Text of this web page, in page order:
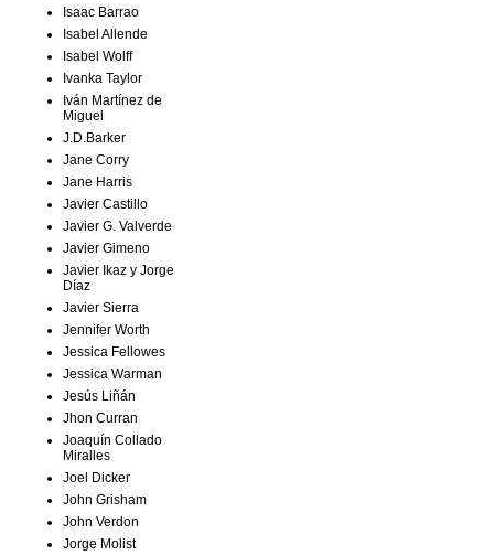
Isaac Barrao
Isabel Allende
Isabel Wolff
Ivanka Taylor
Iván Martínez de
Miguel
J.D.Barker
Jane Corry
Jane Harris
Javier Castillo
Javier G. Valverde
Javier Gimeno
Javier Ikaz y Jorge
Díaz
Javier Sierra
Jennifer Worth
Jessica Fellowes
Jessica Warman
Jesús Liñán
Jhon Curran
Joaquín Collado
Miralles
Joel Dicker
John Grisham
John Verdon
Jorge Molist